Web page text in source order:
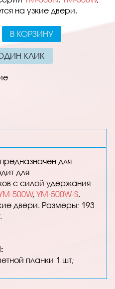
на узкие двери.
В КОРЗИНУ
КЛИК
для
для
с силой удержания
500W, YM-500W-S
двери. Размеры: 193
планки 1 шт;